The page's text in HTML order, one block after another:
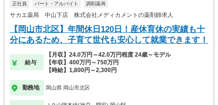
正社員 パート・アルバイト 調剤薬局
サカエ薬局 中山下店 株式会社メディカメントの薬剤師求人
【岡山市北区】年間休日120日！産休育休の実績も十
分にあるため、子育て世代も安心して就業できます！
給与
【月収】24.0万円～42.0万円程度 24歳～モデル
【年収】400万円～750万円
【時給】1,800円～2,300円
勤務地 岡山県 岡山市北区